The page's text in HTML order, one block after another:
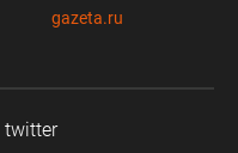
gazeta.ru
twitter